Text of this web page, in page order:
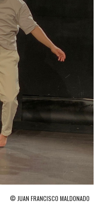
© JUAN FRANCISCO MALDONADO